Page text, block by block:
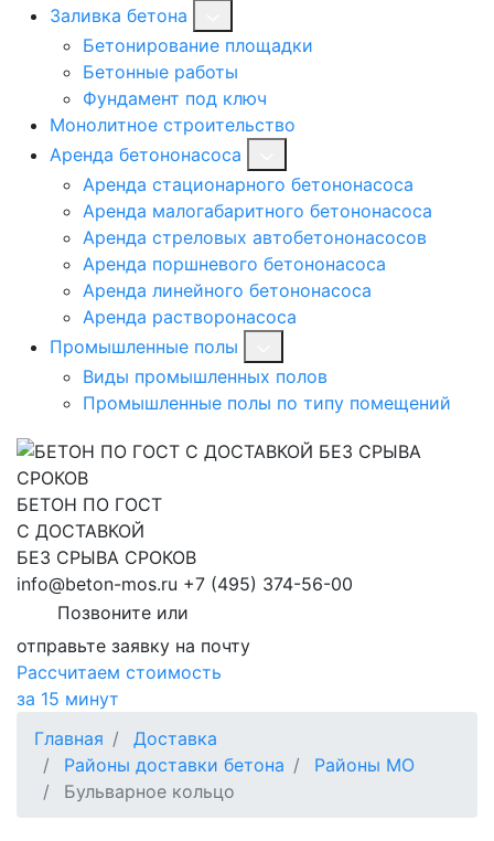
Заливка бетона
Бетонирование площадки
Бетонные работы
Фундамент под ключ
Монолитное строительство
Аренда бетононасоса
Аренда стационарного бетононасоса
Аренда малогабаритного бетононасоса
Аренда стреловых автобетононасосов
Аренда поршневого бетононасоса
Аренда линейного бетононасоса
Аренда растворонасоса
Промышленные полы
Виды промышленных полов
Промышленные полы по типу помещений
БЕТОН ПО ГОСТ
С ДОСТАВКОЙ
БЕЗ СРЫВА СРОКОВ
info@beton-mos.ru +7 (495) 374-56-00
Позвоните или
отправьте заявку на почту
Рассчитаем стоимость
за 15 минут
Главная
Доставка
Районы доставки бетона
Районы МО
Бульварное кольцо